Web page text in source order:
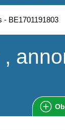
- BE1701191803